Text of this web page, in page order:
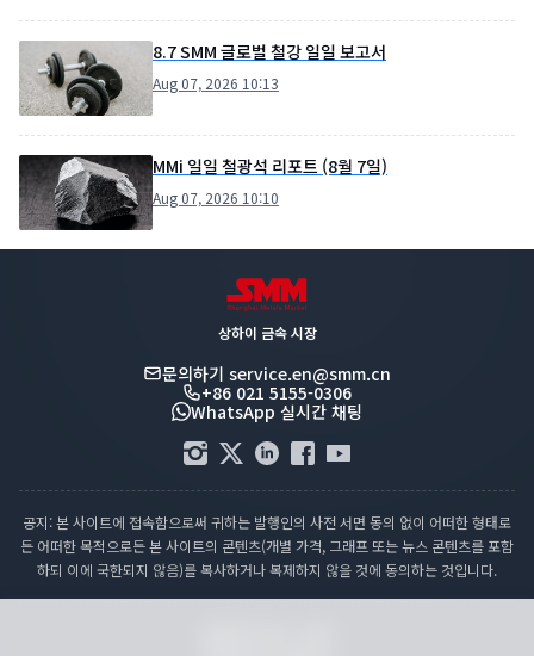
8.7 SMM 글로벌 철강 일일 보고서
Aug 07, 2026 10:13
MMi 일일 철광석 리포트 (8월 7일)
Aug 07, 2026 10:10
상하이 금속 시장
문의하기 service.en@smm.cn
+86 021 5155-0306
WhatsApp 실시간 채팅
공지: 본 사이트에 접속함으로써 귀하는 발행인의 사전 서면 동의 없이 어떠한 형태로
든 어떠한 목적으로든 본 사이트의 콘텐츠(개별 가격, 그래프 또는 뉴스 콘텐츠를 포함
하되 이에 국한되지 않음)를 복사하거나 복제하지 않을 것에 동의하는 것입니다.